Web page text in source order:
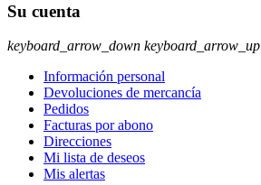
Su cuenta
keyboard_arrow_down keyboard_arrow_up
Información personal
Devoluciones de mercancía
Pedidos
Facturas por abono
Direcciones
Mi lista de deseos
Mis alertas